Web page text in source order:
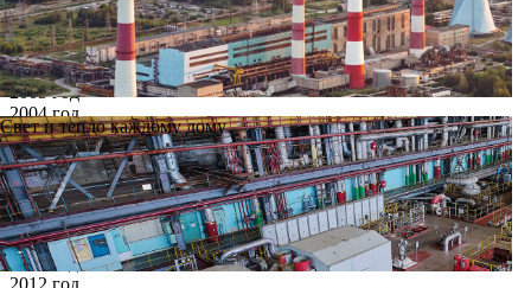
Свет и тепло каждому дому
Архив
Все годы
2002 год
2003 год
2004 год
2005 год
2006 год
2007 год
2008 год
2009 год
2010 год
2011 год
2012 год